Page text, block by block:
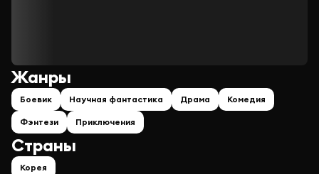
Страны
Корея
Жанры
Боевик Научная фантастика Драма Комедия
Фэнтези Приключения